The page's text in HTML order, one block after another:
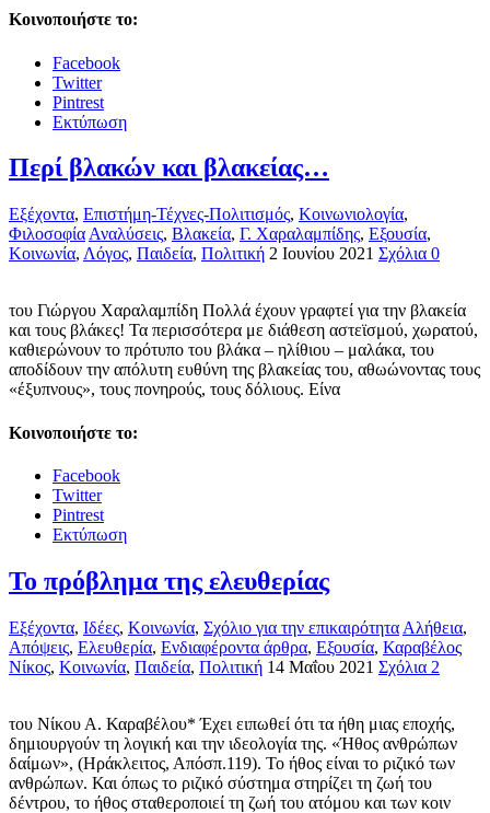
Κοινοποιήστε το:
Facebook
Twitter
Pintrest
Εκτύπωση
Περί βλακών και βλακείας…
Εξέχοντα, Επιστήμη-Τέχνες-Πολιτισμός, Κοινωνιολογία,
Φιλοσοφία Αναλύσεις, Βλακεία, Γ. Χαραλαμπίδης, Εξουσία,
Κοινωνία, Λόγος, Παιδεία, Πολιτική 2 Ιουνίου 2021 Σχόλια 0
του Γιώργου Χαραλαμπίδη Πολλά έχουν γραφτεί για την βλακεία
και τους βλάκες! Τα περισσότερα με διάθεση αστεϊσμού, χωρατού,
καθιερώνουν το πρότυπο του βλάκα – ηλίθιου – μαλάκα, του
αποδίδουν την απόλυτη ευθύνη της βλακείας του, αθωώνοντας τους
«έξυπνους», τους πονηρούς, τους δόλιους. Είνα
Κοινοποιήστε το:
Facebook
Twitter
Pintrest
Εκτύπωση
Το πρόβλημα της ελευθερίας
Εξέχοντα, Ιδέες, Κοινωνία, Σχόλιο για την επικαιρότητα Αλήθεια,
Απόψεις, Ελευθερία, Ενδιαφέροντα άρθρα, Εξουσία, Καραβέλος
Νίκος, Κοινωνία, Παιδεία, Πολιτική 14 Μαΐου 2021 Σχόλια 2
του Νίκου Α. Καραβέλου* Έχει ειπωθεί ότι τα ήθη μιας εποχής,
δημιουργούν τη λογική και την ιδεολογία της. «Ήθος ανθρώπων
δαίμων», (Ηράκλειτος, Απόσπ.119). Το ήθος είναι το ριζικό των
ανθρώπων. Και όπως το ριζικό σύστημα στηρίζει τη ζωή του
δέντρου, το ήθος σταθεροποιεί τη ζωή του ατόμου και των κοιν